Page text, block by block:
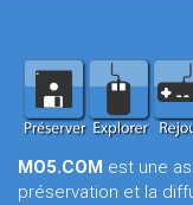
MO5.COM est une
préservation et la